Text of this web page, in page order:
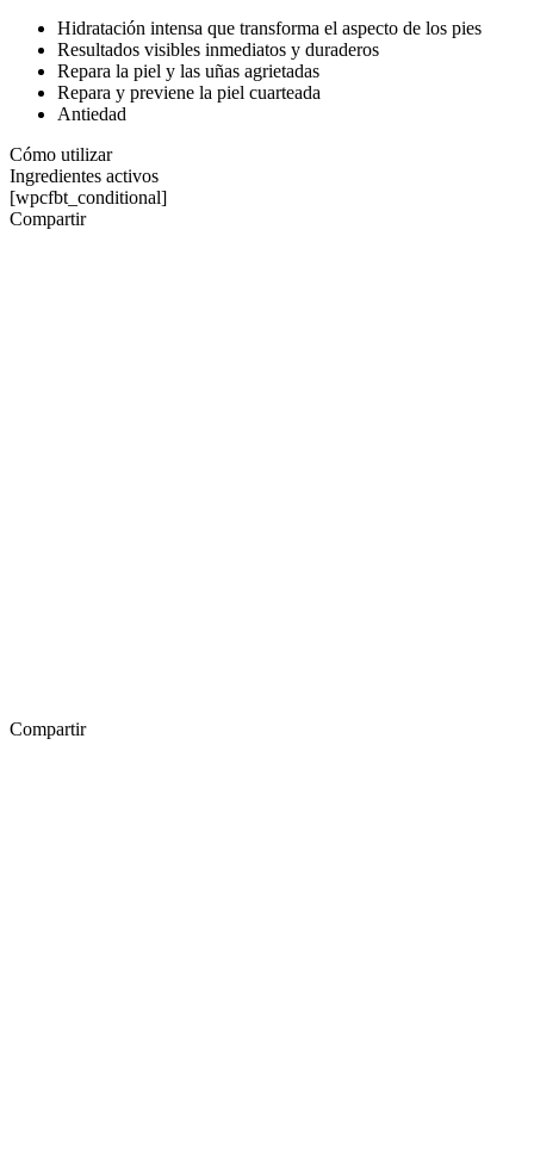
Hidratación intensa que transforma el aspecto de los pies
Resultados visibles inmediatos y duraderos
Repara la piel y las uñas agrietadas
Repara y previene la piel cuarteada
Antiedad
Cómo utilizar
Ingredientes activos
[wpcfbt_conditional]
Compartir
Compartir